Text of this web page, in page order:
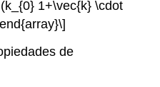
1+\vec{k} \cdot
de